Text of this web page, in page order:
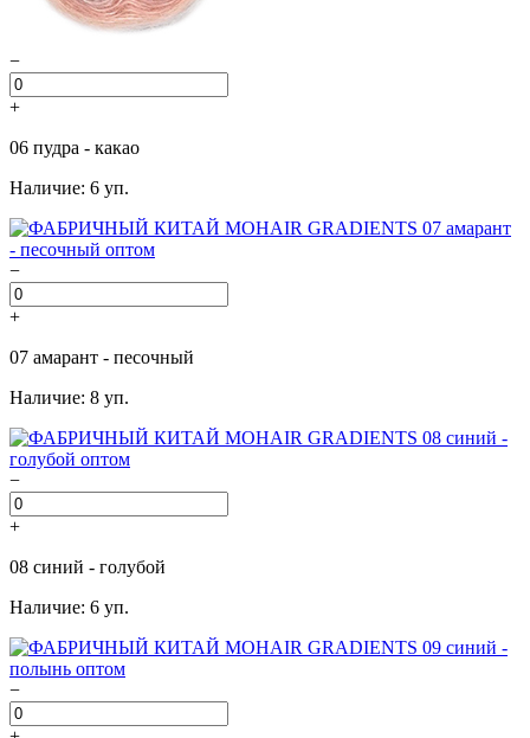
−
+
06 пудра - какао
Наличие: 6 уп.
−
+
07 амарант - песочный
Наличие: 8 уп.
−
+
08 синий - голубой
Наличие: 6 уп.
−